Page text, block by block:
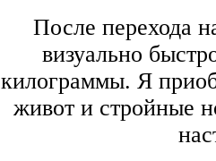
После перехода
визуально
килограммы. Я
живот и стройные